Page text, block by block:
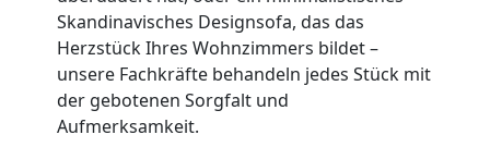
Skandinavisches Designsofa, das das
Herzstück Ihres Wohnzimmers bildet –
unsere Fachkräfte behandeln jedes Stück mit
der gebotenen Sorgfalt und
Aufmerksamkeit.
Wiener
Neustadt